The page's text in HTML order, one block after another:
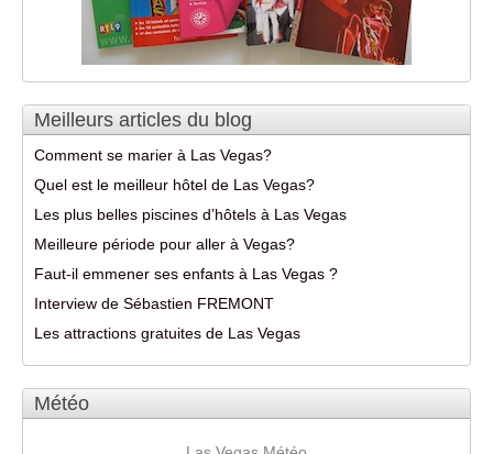
Meilleurs articles du blog
Comment se marier à Las Vegas?
Quel est le meilleur hôtel de Las Vegas?
Les plus belles piscines d’hôtels à Las Vegas
Meilleure période pour aller à Vegas?
Faut-il emmener ses enfants à Las Vegas ?
Interview de Sébastien FREMONT
Les attractions gratuites de Las Vegas
Météo